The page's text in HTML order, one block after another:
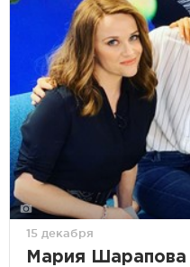
15 декабря
Мария Шарапова